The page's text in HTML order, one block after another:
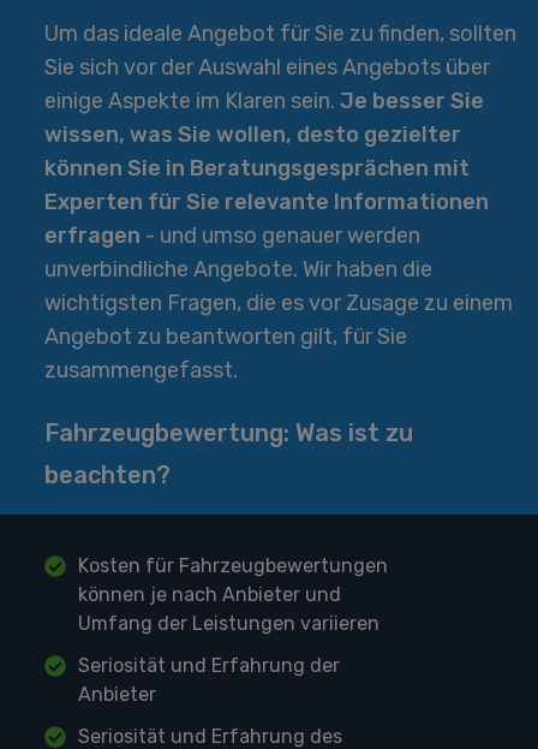
Um das ideale Angebot für Sie zu finden, sollten
Sie sich vor der Auswahl eines Angebots über
einige Aspekte im Klaren sein. Je besser Sie
wissen, was Sie wollen, desto gezielter
können Sie in Beratungs­gesprächen mit
Experten für Sie relevante Informationen
erfragen - und umso genauer werden
unverbindliche Angebote. Wir haben die
wichtigsten Fragen, die es vor Zusage zu einem
Angebot zu beantworten gilt, für Sie
zusammengefasst.
Fahrzeugbewertung: Was ist zu
beachten?
Kosten für Fahrzeugbewertungen
können je nach Anbieter und
Umfang der Leistungen variieren
Seriosität und Erfahrung der
Anbieter
Seriosität und Erfahrung des